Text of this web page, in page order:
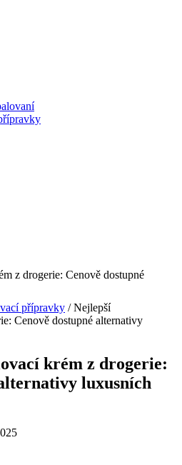
přípravky / Nejlepší
Cenově dostupné alternativy
krém z drogerie:
luxusních